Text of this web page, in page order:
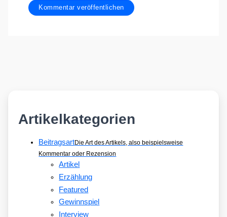
Artikelkategorien
BeitragsartDie Art des Artikels, also beispielsweise
Kommentar oder Rezension
Artikel
Erzählung
Featured
Gewinnspiel
Interview